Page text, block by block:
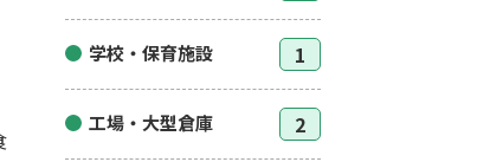
学校・保育施設 1
工場・大型倉庫 2